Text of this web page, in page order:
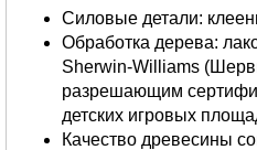
Силовые детали:
Обработка дерева:
Sherwin-Williams
разрешающим
детских игровых
Качество древесины